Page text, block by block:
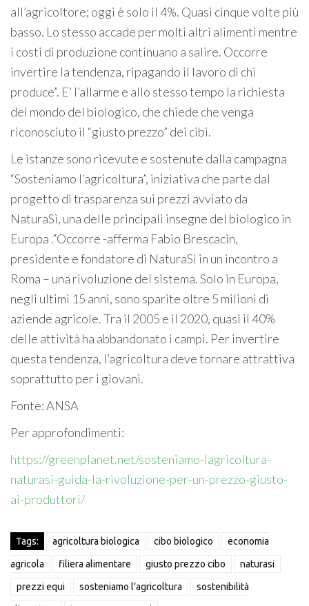
all’agricoltore; oggi è solo il 4%. Quasi cinque volte più
basso. Lo stesso accade per molti altri alimenti mentre
i costi di produzione continuano a salire. Occorre
invertire la tendenza, ripagando il lavoro di chi
produce”. E’ l’allarme e allo stesso tempo la richiesta
del mondo del biologico, che chiede che venga
riconosciuto il “giusto prezzo” dei cibi.
Le istanze sono ricevute e sostenute dalla campagna
“Sosteniamo l’agricoltura”, iniziativa che parte dal
progetto di trasparenza sui prezzi avviato da
NaturaSì, una delle principali insegne del biologico in
Europa .”Occorre -afferma Fabio Brescacin,
presidente e fondatore di NaturaSì in un incontro a
Roma – una rivoluzione del sistema. Solo in Europa,
negli ultimi 15 anni, sono sparite oltre 5 milioni di
aziende agricole. Tra il 2005 e il 2020, quasi il 40%
delle attività ha abbandonato i campi. Per invertire
questa tendenza, l’agricoltura deve tornare attrattiva
soprattutto per i giovani.
Fonte: ANSA
Per approfondimenti:
https://greenplanet.net/sosteniamo-lagricoltura-
naturasi-guida-la-rivoluzione-per-un-prezzo-giusto-
ai-produttori/
Tags: agricoltura biologica cibo biologico economia
agricola filiera alimentare giusto prezzo cibo naturasi
prezzi equi sosteniamo l’agricoltura sostenibilità